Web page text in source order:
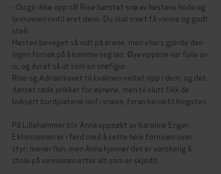
- Du gir ikke opp nå! Rise børstet snø av hestens hode og
la munnen inntil øret dens. Du skal snart få varme og godt
stell.
Hesten beveget så vidt på ørene, men ellers gjorde den
ingen forsøk på å komme seg løs. Øyevippene var fulle av
is, og dyret så ut som en snøfigur.
Rise og Adrian kavet til kvalmen veltet opp i dem, og det
danset røde prikker for øynene, men til slutt fikk de
buksert bordplatene ned i snøen, foran beina til hingsten.
På Lillehammer blir Anna oppsøkt av Karoline Enger.
Ektemannen er i ferd med å sette hele formuen over
styr, mener hun, men Anna kjenner det er vanskelig å
stole på venninnen etter alt som er skjedd ...